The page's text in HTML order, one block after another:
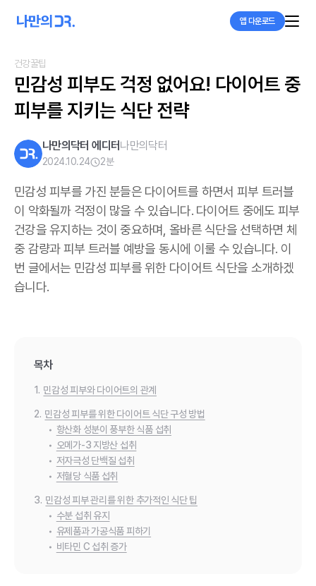
앱 다운로드
건강꿀팁
민감성 피부도 걱정 없어요! 다이어트 중
피부를 지키는 식단 전략
나만의닥터 에디터나만의닥터
2024.10.24 2분
민감성 피부를 가진 분들은 다이어트를 하면서 피부 트러블
이 악화될까 걱정이 많을 수 있습니다. 다이어트 중에도 피부
건강을 유지하는 것이 중요하며, 올바른 식단을 선택하면 체
중 감량과 피부 트러블 예방을 동시에 이룰 수 있습니다. 이
번 글에서는 민감성 피부를 위한 다이어트 식단을 소개하겠
습니다.
목차
1. 민감성 피부와 다이어트의 관계
2. 민감성 피부를 위한 다이어트 식단 구성 방법
• 항산화 성분이 풍부한 식품 섭취
• 오메가-3 지방산 섭취
• 저자극성 단백질 섭취
• 저혈당 식품 섭취
3. 민감성 피부 관리를 위한 추가적인 식단 팁
• 수분 섭취 유지
• 유제품과 가공식품 피하기
• 비타민 C 섭취 증가